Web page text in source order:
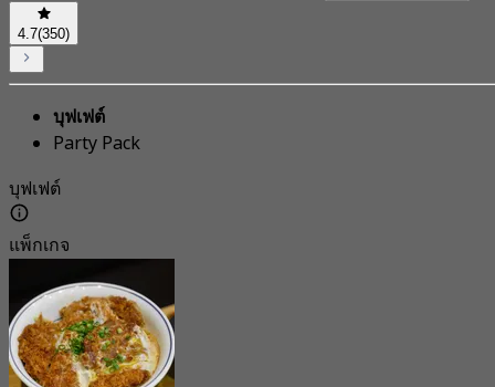
4.7(350)
บุฟเฟต์
Party Pack
บุฟเฟต์
แพ็กเกจ